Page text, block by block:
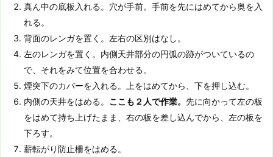
真ん中の底板入れる。穴が手前。手前を先にはめてから奥を入
れる。
背面のレンガを置く。左右の区別はなし。
左のレンガを置く。内側天井部分の円弧の跡がついているの
で、それをみて位置を合わせる。
煙突下のカバーを入れる。上をはめてから、下を押し込む。
内側の天井をはめる。 ここも２人で作業。 先に向かって左の板
をはめて持ち上げたまま、右の板を差し込んでから、左の板を
下ろす。
薪転がり防止柵をはめる。